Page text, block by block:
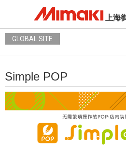
上海
GLOBAL SITE
Simple POP